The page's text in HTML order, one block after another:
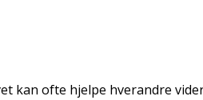
kan ofte hjelpe hverandre